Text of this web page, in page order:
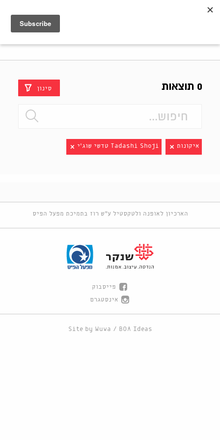
0 תוצאות סינון
איקונות Tadashi Shoji טדשי שוג׳י
הארכיון לאופנה ולטקסטיל ע"ש רוז בתמיכת מפעל הפיס
פייסבוק
אינסטגרם
Site by Wuwa / BOA Ideas